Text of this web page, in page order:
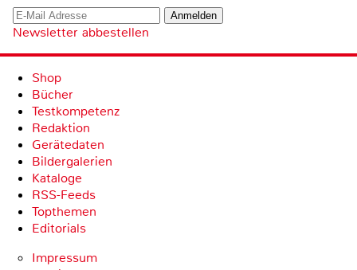
Newsletter abbestellen
Shop
Bücher
Testkompetenz
Redaktion
Gerätedaten
Bildergalerien
Kataloge
RSS-Feeds
Topthemen
Editorials
Impressum